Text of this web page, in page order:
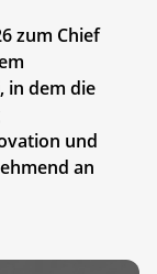
zum Chief
in dem die
und
an